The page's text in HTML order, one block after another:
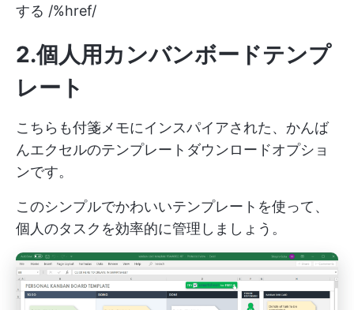
する /%href/
2.個人用カンバンボードテンプ
レート
こちらも付箋メモにインスパイアされた、かんば
んエクセルのテンプレートダウンロードオプショ
ンです。
このシンプルでかわいいテンプレートを使って、
個人のタスクを効率的に管理しましょう。